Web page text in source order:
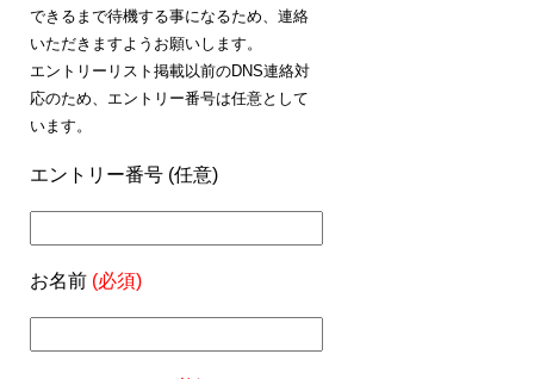
できるまで待機する事になるため、連絡
いただきますようお願いします。
エントリーリスト掲載以前のDNS連絡対
応のため、エントリー番号は任意として
います。
エントリー番号 (任意)
お名前 (必須)